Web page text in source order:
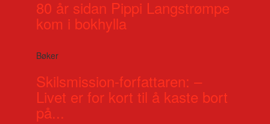
80 år sidan Pippi Langstrømpe
kom i bokhylla
Bøker
Skilsmission-forfattaren: –
Livet er for kort til å kaste bort
på...